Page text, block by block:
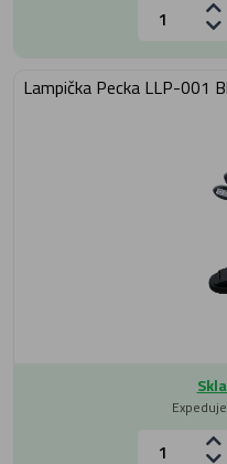
Lampička Pecka LLP-001